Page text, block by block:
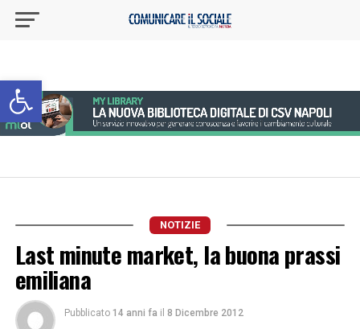
Apri la barra degli strumenti
NOTIZIE
Last minute market, la buona prassi
emiliana
Pubblicato 14 anni fa il 8 Dicembre 2012